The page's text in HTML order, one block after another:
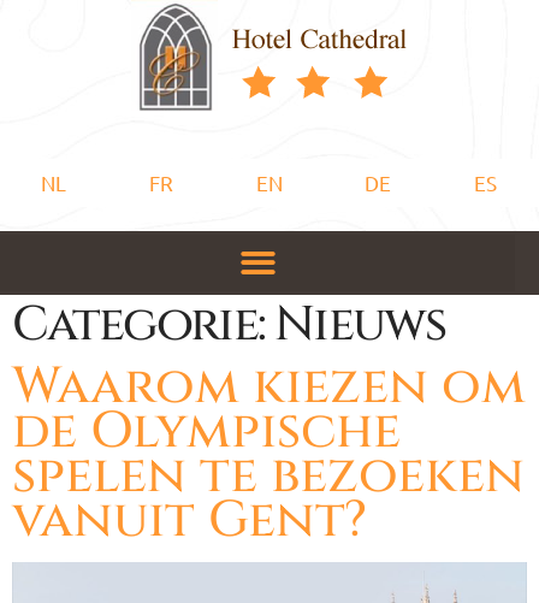
NL FR EN DE ES
Categorie:Nieuws
Waarom kiezen om
de Olympische
spelen te bezoeken
vanuit Gent?